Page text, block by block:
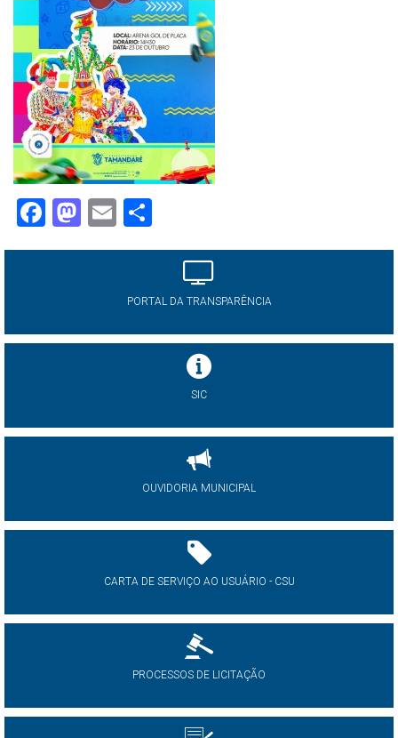
Facebook
Mastodon
Email
PORTAL DA TRANSPARÊNCIA
SIC
OUVIDORIA MUNICIPAL
CARTA DE SERVIÇO AO USUÁRIO - CSU
PROCESSOS DE LICITAÇÃO